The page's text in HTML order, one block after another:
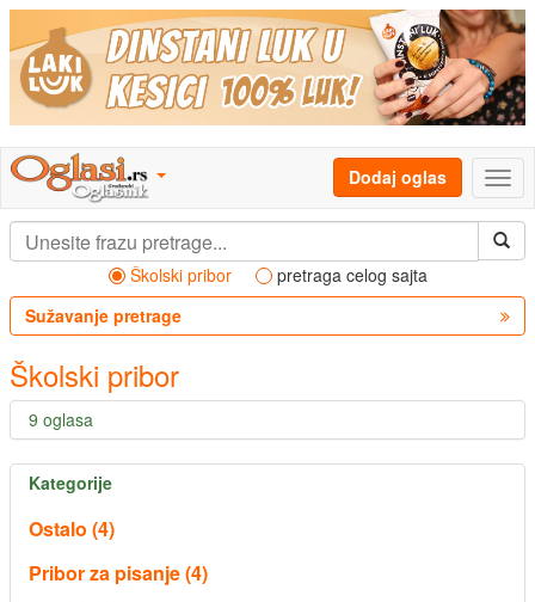
Dodaj oglas
Školski pribor
pretraga celog sajta
Sužavanje pretrage
Školski pribor
9 oglasa
Kategorije
Ostalo (4)
Pribor za pisanje (4)